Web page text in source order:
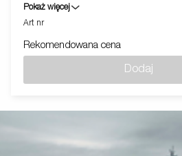
złącznymi
Pokaż więcej
Art nr
Rekomendowana cena
Dodaj